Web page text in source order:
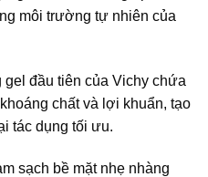
môi trường tự nhiên của
đầu tiên của Vichy chứa
chất và lợi khuẩn, tạo
tác dụng tối ưu.
sạch bề mặt nhẹ nhàng